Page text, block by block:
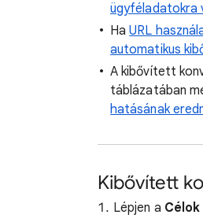
ügyféladatokra
HaURL
automatikus
A kibővített
táblázatában
hatásának
Kibővített
Lépjen a Célok